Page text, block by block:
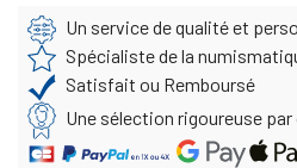
Un service de qualité et
Spécialiste de la
Satisfait ou Remboursé
Une sélection rigoureuse